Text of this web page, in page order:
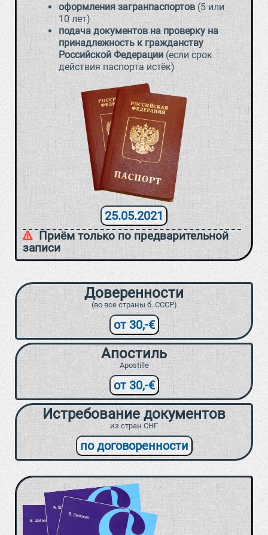
оформления загранпаспортов (5 или
10 лет)
подача документов на проверку на
принадлежность к гражданству
Российской Федерации (если срок
действия паспорта истёк)
25.05.2021
Приём только по предварительной
записи
Доверенности
(во все страны б. СССР)
от 30,-€
Апостиль
Apostille
от 30,-€
Истребование документов
из стран СНГ
по договоренности